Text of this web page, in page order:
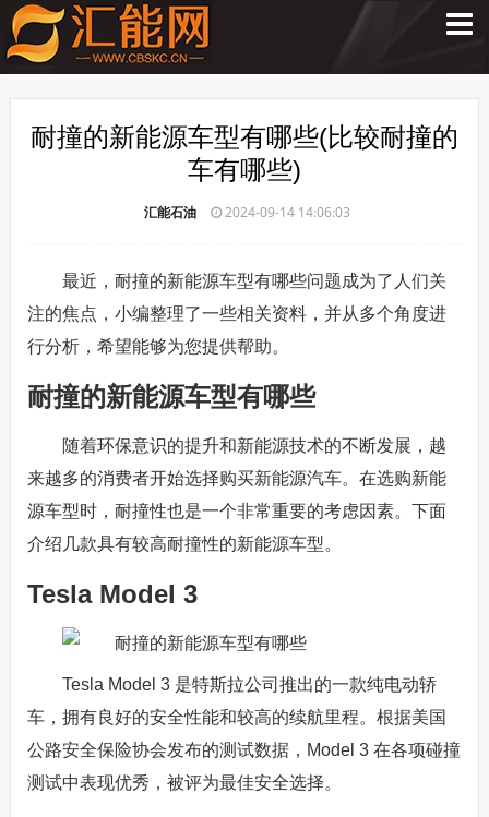
耐撞的新能源车型有哪些(比较耐撞的
车有哪些)
汇能石油 2024-09-14 14:06:03
最近，耐撞的新能源车型有哪些问题成为了人们关
注的焦点，小编整理了一些相关资料，并从多个角度进
行分析，希望能够为您提供帮助。
耐撞的新能源车型有哪些
随着环保意识的提升和新能源技术的不断发展，越
来越多的消费者开始选择购买新能源汽车。在选购新能
源车型时，耐撞性也是一个非常重要的考虑因素。下面
介绍几款具有较高耐撞性的新能源车型。
Tesla Model 3
Tesla Model 3 是特斯拉公司推出的一款纯电动轿
车，拥有良好的安全性能和较高的续航里程。根据美国
公路安全保险协会发布的测试数据，Model 3 在各项碰撞
测试中表现优秀，被评为最佳安全选择。